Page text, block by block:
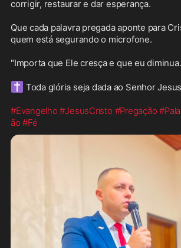
corrigir, restaurar e dar esperança.
Que cada palavra pregada aponte para
quem está segurando o microfone.
"Importa que Ele cresça e que eu
✝️ Toda glória seja dada ao Senhor
#Evangelho #JesusCristo #Pregação
ão #Fé